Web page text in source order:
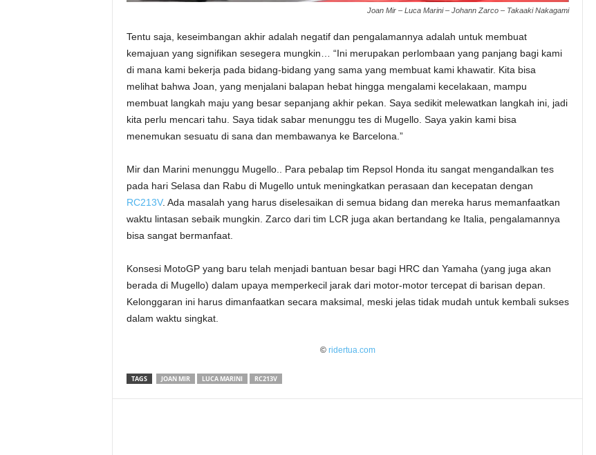
Joan Mir – Luca Marini – Johann Zarco – Takaaki Nakagami
Tentu saja, keseimbangan akhir adalah negatif dan pengalamannya adalah untuk membuat
kemajuan yang signifikan sesegera mungkin… “Ini merupakan perlombaan yang panjang bagi kami
di mana kami bekerja pada bidang-bidang yang sama yang membuat kami khawatir. Kita bisa
melihat bahwa Joan, yang menjalani balapan hebat hingga mengalami kecelakaan, mampu
membuat langkah maju yang besar sepanjang akhir pekan. Saya sedikit melewatkan langkah ini, jadi
kita perlu mencari tahu. Saya tidak sabar menunggu tes di Mugello. Saya yakin kami bisa
menemukan sesuatu di sana dan membawanya ke Barcelona.”
Mir dan Marini menunggu Mugello.. Para pebalap tim Repsol Honda itu sangat mengandalkan tes
pada hari Selasa dan Rabu di Mugello untuk meningkatkan perasaan dan kecepatan dengan
RC213V. Ada masalah yang harus diselesaikan di semua bidang dan mereka harus memanfaatkan
waktu lintasan sebaik mungkin. Zarco dari tim LCR juga akan bertandang ke Italia, pengalamannya
bisa sangat bermanfaat.
Konsesi MotoGP yang baru telah menjadi bantuan besar bagi HRC dan Yamaha (yang juga akan
berada di Mugello) dalam upaya memperkecil jarak dari motor-motor tercepat di barisan depan.
Kelonggaran ini harus dimanfaatkan secara maksimal, meski jelas tidak mudah untuk kembali sukses
dalam waktu singkat.
© ridertua.com
TAGS JOAN MIR LUCA MARINI RC213V